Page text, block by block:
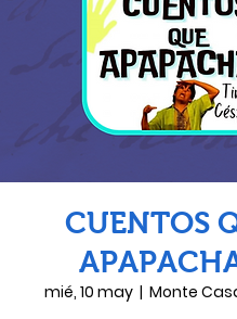
CUENTOS
mié, 10 may
  |
Monte